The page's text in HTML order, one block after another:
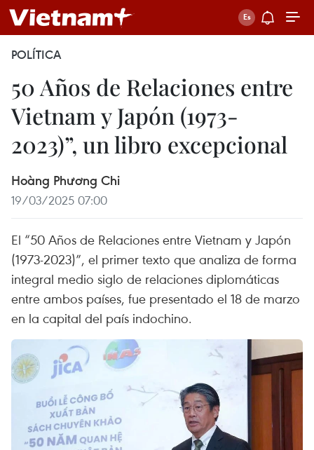
POLÍTICA
50 Años de Relaciones entre
Vietnam y Japón (1973-
2023)”, un libro excepcional
Hoàng Phương Chi
19/03/2025 07:00
El “50 Años de Relaciones entre Vietnam y Japón
(1973-2023)”, el primer texto que analiza de forma
integral medio siglo de relaciones diplomáticas
entre ambos países, fue presentado el 18 de marzo
en la capital del país indochino.